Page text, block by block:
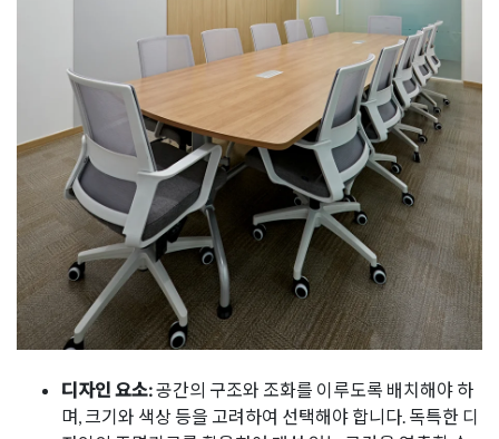
디자인 요소:공간의 구조와 조화를 이루도록 배치해야 하
며, 크기와 색상 등을 고려하여 선택해야 합니다. 독특한 디